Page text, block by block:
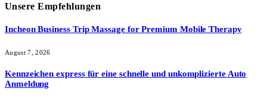
UnsereEmpfehlungen
Incheon Business Trip Massage for Premium Mobile Therapy
August 7, 2026
Kennzeichen express für eine schnelle und unkomplizierte Auto
Anmeldung